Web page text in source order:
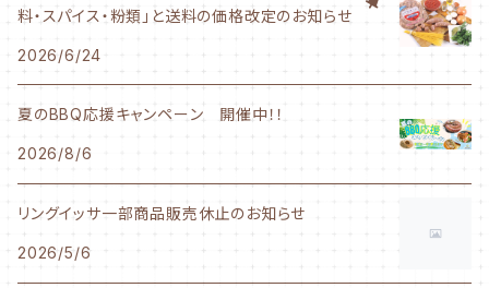
料・スパイス・粉類」と送料の価格改定のお知らせ
2026/6/24
夏のBBQ応援キャンペーン 開催中！！
2026/8/6
リングイッサ一部商品販売休止のお知らせ
2026/5/6